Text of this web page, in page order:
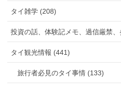
タイ雑学 (208)
投資の話、体験記メモ、過信厳禁
タイ観光情報 (441)
旅行者必見のタイ事情 (133)